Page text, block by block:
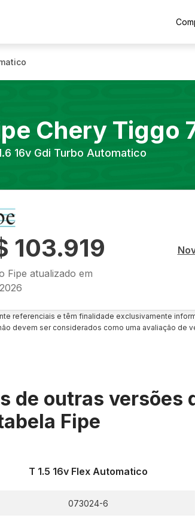
Chery Tiggo
16v Gdi Turbo Automatico
103.919
Fipe atualizado em
referenciais e têm finalidade exclusivamente
devem ser considerados como uma avaliação de
de outras versões
Fipe
T 1.5 16v Flex Automatico
073024-6